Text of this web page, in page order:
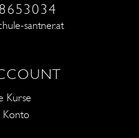
santner.at
Kurse
Konto